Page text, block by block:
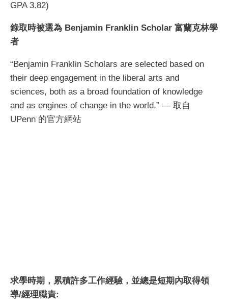
GPA 3.82)
錄取時被選為 Benjamin Franklin Scholar 富蘭克林學
者
“Benjamin Franklin Scholars are selected based on
their deep engagement in the liberal arts and
sciences, both as a broad foundation of knowledge
and as engines of change in the world.” — 取自
UPenn 的官方網站
求學時期，累積許多工作經驗，並總是短期內取得領
導/經理職責: